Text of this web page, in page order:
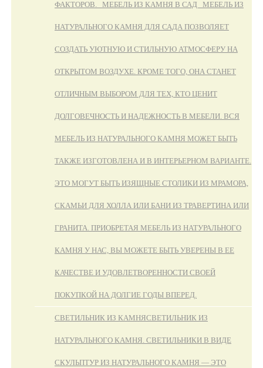
ФАКТОРОВ. МЕБЕЛЬ ИЗ КАМНЯ В САД МЕБЕЛЬ ИЗ
НАТУРАЛЬНОГО КАМНЯ ДЛЯ САДА ПОЗВОЛЯЕТ
СОЗДАТЬ УЮТНУЮ И СТИЛЬНУЮ АТМОСФЕРУ НА
ОТКРЫТОМ ВОЗДУХЕ. КРОМЕ ТОГО, ОНА СТАНЕТ
ОТЛИЧНЫМ ВЫБОРОМ ДЛЯ ТЕХ, КТО ЦЕНИТ
ДОЛГОВЕЧНОСТЬ И НАДЕЖНОСТЬ В МЕБЕЛИ. ВСЯ
МЕБЕЛЬ ИЗ НАТУРАЛЬНОГО КАМНЯ МОЖЕТ БЫТЬ
ТАКЖЕ ИЗГОТОВЛЕНА И В ИНТЕРЬЕРНОМ ВАРИАНТЕ.
ЭТО МОГУТ БЫТЬ ИЗЯЩНЫЕ СТОЛИКИ ИЗ МРАМОРА,
СКАМЬИ ДЛЯ ХОЛЛА ИЛИ БАНИ ИЗ ТРАВЕРТИНА ИЛИ
ГРАНИТА. ПРИОБРЕТАЯ МЕБЕЛЬ ИЗ НАТУРАЛЬНОГО
КАМНЯ У НАС, ВЫ МОЖЕТЕ БЫТЬ УВЕРЕНЫ В ЕЕ
КАЧЕСТВЕ И УДОВЛЕТВОРЕННОСТИ СВОЕЙ
ПОКУПКОЙ НА ДОЛГИЕ ГОДЫ ВПЕРЕД.
СВЕТИЛЬНИК ИЗ КАМНЯСВЕТИЛЬНИК ИЗ
НАТУРАЛЬНОГО КАМНЯ. СВЕТИЛЬНИКИ В ВИДЕ
СКУЛЬПТУР ИЗ НАТУРАЛЬНОГО КАМНЯ — ЭТО